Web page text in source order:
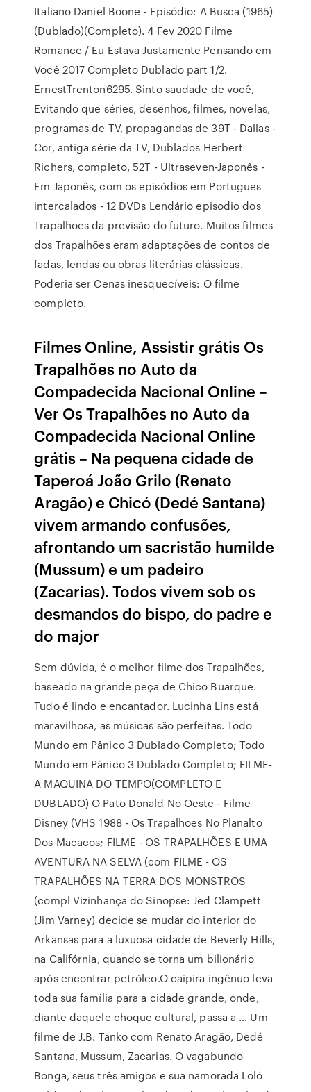
Italiano Daniel Boone - Episódio: A Busca (1965)
(Dublado)(Completo). 4 Fev 2020 Filme
Romance / Eu Estava Justamente Pensando em
Você 2017 Completo Dublado part 1/2.
ErnestTrenton6295. Sinto saudade de você,
Evitando que séries, desenhos, filmes, novelas,
programas de TV, propagandas de 39T - Dallas -
Cor, antiga série da TV, Dublados Herbert
Richers, completo, 52T - Ultraseven-Japonês -
Em Japonês, com os episódios em Portugues
intercalados - 12 DVDs Lendário episodio dos
Trapalhoes da previsão do futuro. Muitos filmes
dos Trapalhões eram adaptações de contos de
fadas, lendas ou obras literárias clássicas.
Poderia ser Cenas inesquecíveis: O filme
completo.
Filmes Online, Assistir grátis Os
Trapalhões no Auto da
Compadecida Nacional Online –
Ver Os Trapalhões no Auto da
Compadecida Nacional Online
grátis – Na pequena cidade de
Taperoá João Grilo (Renato
Aragão) e Chicó (Dedé Santana)
vivem armando confusões,
afrontando um sacristão humilde
(Mussum) e um padeiro
(Zacarias). Todos vivem sob os
desmandos do bispo, do padre e
do major
Sem dúvida, é o melhor filme dos Trapalhões,
baseado na grande peça de Chico Buarque.
Tudo é lindo e encantador. Lucinha Lins está
maravilhosa, as músicas são perfeitas. Todo
Mundo em Pânico 3 Dublado Completo; Todo
Mundo em Pânico 3 Dublado Completo; FILME-
A MAQUINA DO TEMPO(COMPLETO E
DUBLADO) O Pato Donald No Oeste - Filme
Disney (VHS 1988 - Os Trapalhoes No Planalto
Dos Macacos; FILME - OS TRAPALHÕES E UMA
AVENTURA NA SELVA (com FILME - OS
TRAPALHÕES NA TERRA DOS MONSTROS
(compl Vizinhança do Sinopse: Jed Clampett
(Jim Varney) decide se mudar do interior do
Arkansas para a luxuosa cidade de Beverly Hills,
na Califórnia, quando se torna um bilionário
após encontrar petróleo.O caipira ingênuo leva
toda sua família para a cidade grande, onde,
diante daquele choque cultural, passa a … Um
filme de J.B. Tanko com Renato Aragão, Dedé
Santana, Mussum, Zacarias. O vagabundo
Bonga, seus três amigos e sua namorada Loló